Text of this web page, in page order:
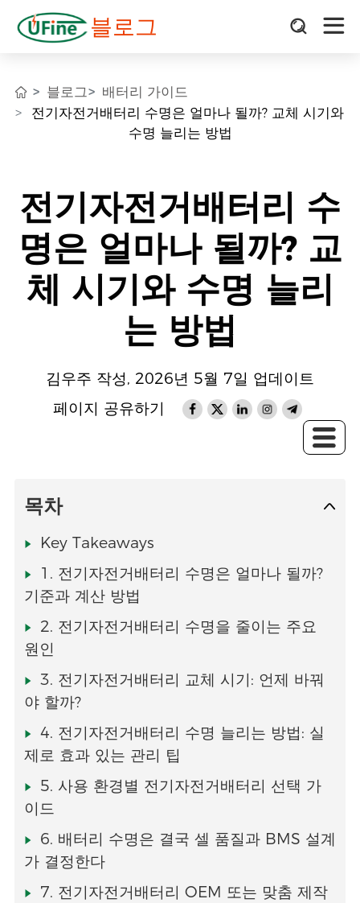
블로그
블로그
배터리 가이드
전기자전거배터리 수명은 얼마나 될까? 교체 시기와
수명 늘리는 방법
전기자전거배터리 수
명은 얼마나 될까? 교
체 시기와 수명 늘리
는 방법
김우주 작성, 2026년 5월 7일 업데이트
페이지 공유하기
목차
Key Takeaways
1. 전기자전거배터리 수명은 얼마나 될까?
기준과 계산 방법
2. 전기자전거배터리 수명을 줄이는 주요
원인
3. 전기자전거배터리 교체 시기: 언제 바꿔
야 할까?
4. 전기자전거배터리 수명 늘리는 방법: 실
제로 효과 있는 관리 팁
5. 사용 환경별 전기자전거배터리 선택 가
이드
6. 배터리 수명은 결국 셀 품질과 BMS 설계
가 결정한다
7. 전기자전거배터리 OEM 또는 맞춤 제작